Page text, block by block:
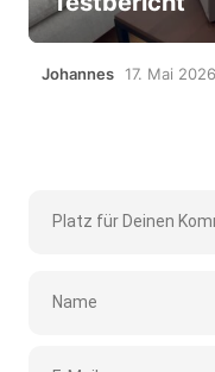
Johannes 17. Mai 2026